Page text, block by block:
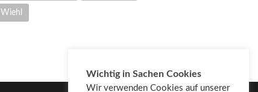
Wiehl
Wichtig in Sachen Cookies
Wir verwenden Cookies auf unserer